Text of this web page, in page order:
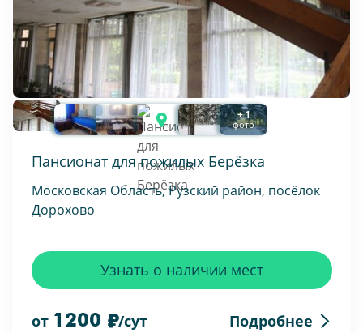
+ 1
фото
Пансионат для пожилых Берёзка
Московская Область, Рузский район, посёлок
Дорохово
от 1200 /сут Подробнее
Узнать о наличии мест